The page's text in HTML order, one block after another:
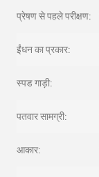
प्रेषण से पहले परीक्षण:
ईंधन का प्रकार:
स्पड गाड़ी:
पतवार सामग्री:
आकार: